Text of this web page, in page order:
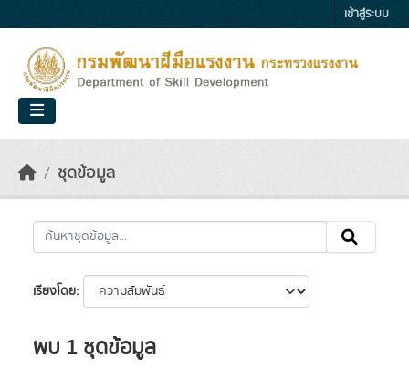
เข้าสู่ระบบ
ชุดข้อมูล
เรียงโดย
พบ 1 ชุดข้อมูล